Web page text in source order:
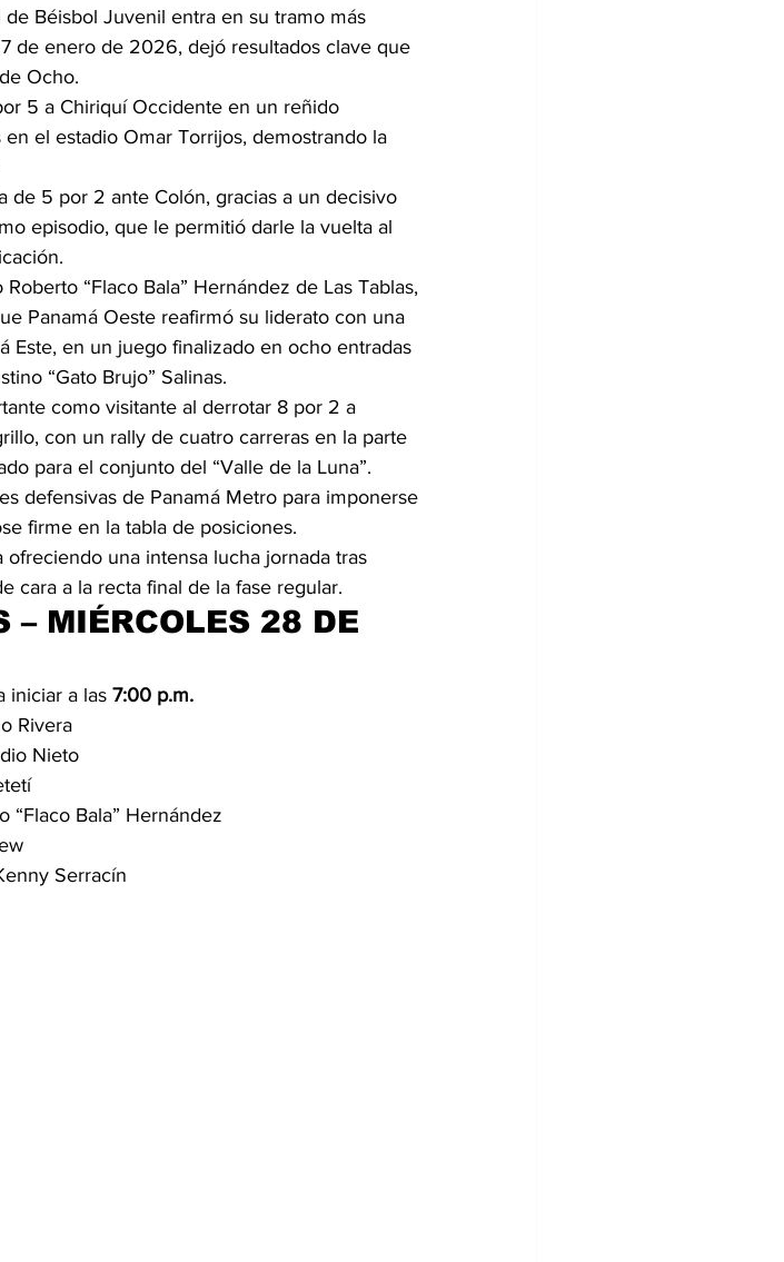
Béisbol Juvenil entra en su tramo más
de enero de 2026, dejó resultados clave que
Ocho.
5 a Chiriquí Occidente en un reñido
el estadio Omar Torrijos, demostrando la
de 5 por 2 ante Colón, gracias a un decisivo
episodio, que le permitió darle la vuelta al
“Flaco Bala” Hernández de Las Tablas,
Panamá Oeste reafirmó su liderato con una
Este, en un juego finalizado en ocho entradas
“Gato Brujo” Salinas.
como visitante al derrotar 8 por 2 a
con un rally de cuatro carreras en la parte
para el conjunto del “Valle de la Luna”.
defensivas de Panamá Metro para imponerse
firme en la tabla de posiciones.
una intensa lucha jornada tras
cara a la recta final de la fase regular.
– MIÉRCOLES 28 DE
iniciar a las 7:00 p.m.
Rivera
Nieto
“Flaco Bala” Hernández
Serracín